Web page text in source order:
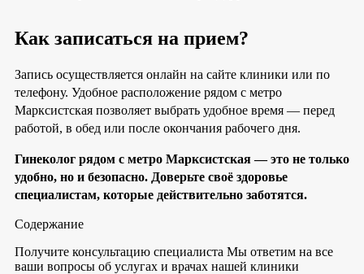
Как записаться на прием?
Запись осуществляется онлайн на сайте клиники или по
телефону. Удобное расположение рядом с метро
Марксистская позволяет выбрать удобное время — перед
работой, в обед или после окончания рабочего дня.
Гинеколог рядом с метро Марксистская — это не только
удобно, но и безопасно. Доверьте своё здоровье
специалистам, которые действительно заботятся.
Содержание
Получите консультацию специалиста Мы ответим на все
ваши вопросы об услугах и врачах нашей клиники